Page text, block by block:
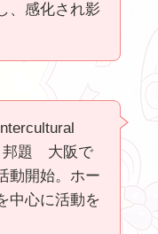
、感化され影
邦題 大阪で
動開始。ホー
中心に活動を